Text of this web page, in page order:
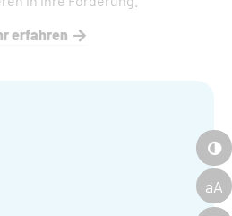
aA
erfahren